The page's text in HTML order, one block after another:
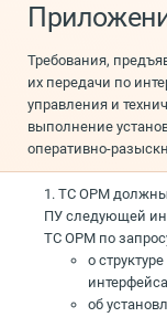
Требования,
их передачи по
управления и
выполнение
оперативно-
1. ТС ОРМ должны
ПУ следующей
ТС ОРМ по
о
об